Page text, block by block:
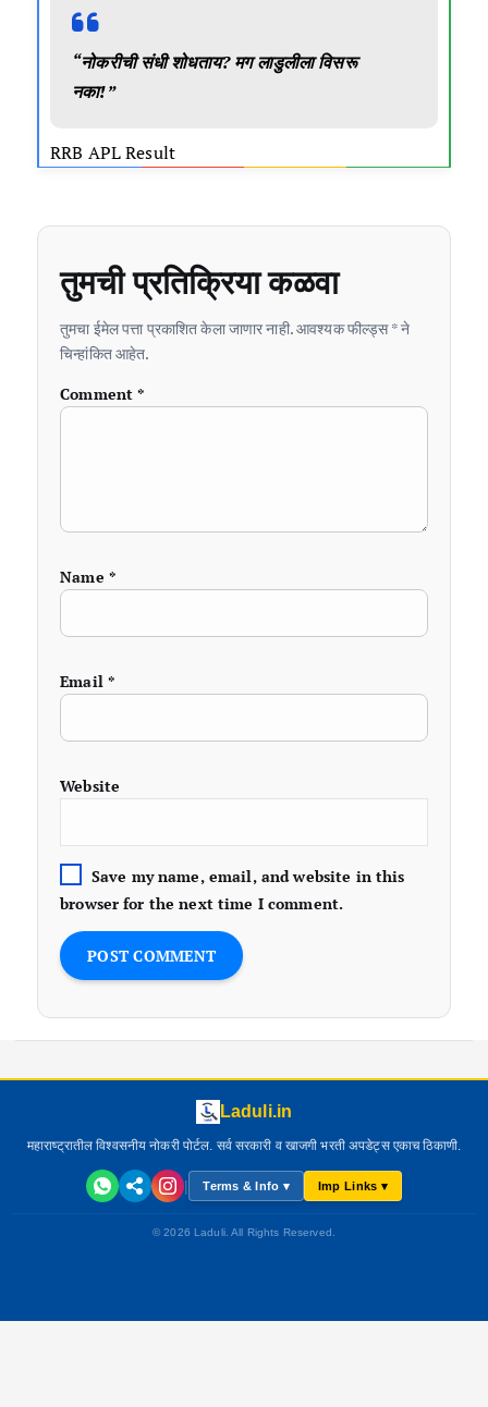
“नोकरीची संधी शोधताय? मग लाडुलीला विसरू
नका!”
RRB APL Result
तुमची प्रतिक्रिया कळवा
तुमचा ईमेल पत्ता प्रकाशित केला जाणार नाही. आवश्यक फील्ड्स * ने
चिन्हांकित आहेत.
Comment*
Name *
Email *
Website
Save my name, email, and website in this
browser for the next time I comment.
Laduli.in
महाराष्ट्रातील विश्वसनीय नोकरी पोर्टल. सर्व सरकारी व खाजगी भरती अपडेट्स एकाच ठिकाणी.
| Terms & Info ▾ Imp Links ▾
© 2026 Laduli. All Rights Reserved.